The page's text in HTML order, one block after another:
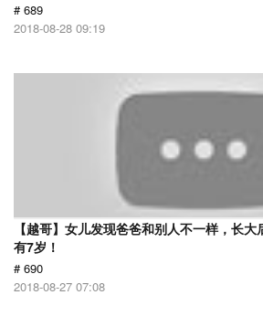
# 689
2018-08-28 09:19
【越哥】女儿发现爸爸和别人不一样，长
有7岁！
# 690
2018-08-27 07:08